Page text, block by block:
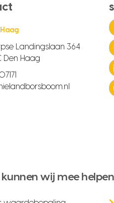
Landingslaan 364
Den Haag
wij mee